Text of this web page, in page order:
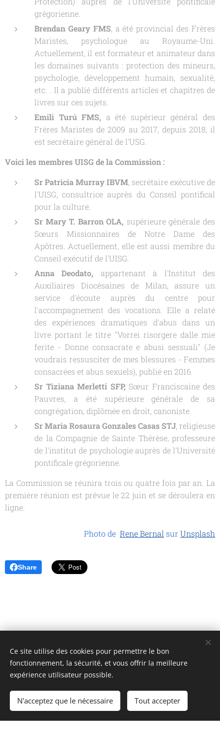
grégorienne.
Brendan Geary FMS, a été provincial des Frères
Maristes, psychologue au Royaume-Uni.
Actuellement, il est formateur et animateur dans
les domaines suivants : protection des mineurs,
psychologie, développement humain, sexualité,
etc. . Il a publié différents articles et chapitres de
livres sur ces sujets.
Emili Turú FMS, a été supérieur général des
Frères Maristes de 2009 au 2017, depuis 2018, il
est secrétaire général de l'USG.
Voici les membres UISG de la Commission :
Sr Patricia Murray IBVM, secrétaire exécutive de
l'UISG, consultrice auprès du Conseil pontifical
pour la culture.
Sr Mary T. Barron OLA, supérieure générale des
Sœurs Missionnaires de Notre Dame des
Apôtres. Actuellement, elle est aussi membre du
Conseil exécutif de l'UISG.
Anna Deodato, appartenant à l'Institut des
Auxiliaires Diocésaines de Milan, assure un
service d'écoute auprès du centre pour
l'accompagnement des vocations. Elle a relaté
des expériences dramatiques d'abus dans un
livre portant le titre "Vorrei risorgere dalle mie
ferite - Donne consacrate e abusi sessuali" (Je
voudrais ressusciter de mes blessures - Femmes
consacrées et abus sexuels), publié en 2016.
Sr Tiziana Merletti SFP, Sœur Franciscaine des
Pauvres, a été supérieure générale de sa
congrégation, diplômée en droit, canoniste.
Sr Maria Rosaura Gonzales Casas STJ, religieuse
de la Compagnie de Sainte Thérèse, professeure
de l'institut de psychologie auprès de l'Université
pontificale grégorienne.
La Commission se réunira trois ou quatre fois par an. La
première réunion est prévue le 22 juin et se déroulera en
ligne.
Photo de Rene Bernal sur Unsplash
Share
Unione Superiori Generali - Via dei Penitenzieri 19 -00193 ROMA
Cookies
Langues
Italiano
English Français Español
Ce site utilise des cookies pour permettre le bon
fonctionnement, la sécurité, et vous offrir la meilleure
expérience utilisateur possible.
N'acceptez que le nécessaire Tout accepter